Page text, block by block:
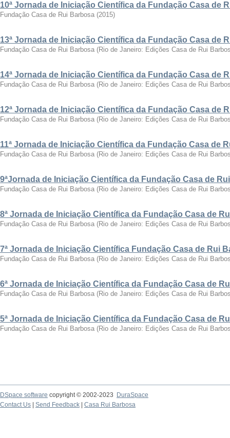
10ª Jornada de Iniciação Científica da Fundação Casa de
Fundação Casa de Rui Barbosa (2015)
13ª Jornada de Iniciação Científica da Fundação Casa de
Fundação Casa de Rui Barbosa (Rio de Janeiro: Edições Casa de Rui
14ª Jornada de Iniciação Científica da Fundação Casa de
Fundação Casa de Rui Barbosa (Rio de Janeiro: Edições Casa de Rui
12ª Jornada de Iniciação Científica da Fundação Casa de
Fundação Casa de Rui Barbosa (Rio de Janeiro: Edições Casa de Rui
11ª Jornada de Iniciação Científica da Fundação Casa de
Fundação Casa de Rui Barbosa (Rio de Janeiro: Edições Casa de Rui
9ªJornada de Iniciação Científica da Fundação Casa de
Fundação Casa de Rui Barbosa (Rio de Janeiro: Edições Casa de Rui
8ª Jornada de Iniciação Científica da Fundação Casa de
Fundação Casa de Rui Barbosa (Rio de Janeiro: Edições Casa de Rui
7ª Jornada de Iniciação Científica Fundação Casa de Rui
Fundação Casa de Rui Barbosa (Rio de Janeiro: Edições Casa de Rui
6ª Jornada de Iniciação Científica da Fundação Casa de
Fundação Casa de Rui Barbosa (Rio de Janeiro: Edições Casa de Rui
5ª Jornada de Iniciação Científica da Fundação Casa de
Fundação Casa de Rui Barbosa (Rio de Janeiro: Edições Casa de Rui
DSpace software copyright © 2002-2023
DuraSpace
Contact Us
Send Feedback Casa Rui Barbosa